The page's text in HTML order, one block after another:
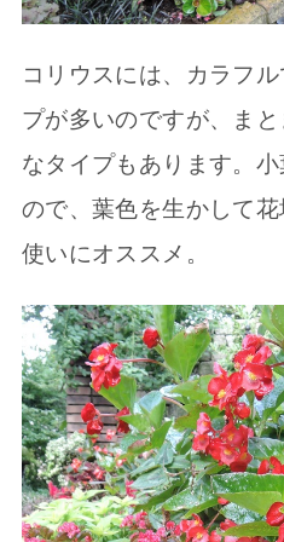
コリウスには、カラフ
プが多いのですが、ま
なタイプもあります。
ので、葉色を生かして
使いにオススメ。